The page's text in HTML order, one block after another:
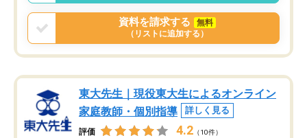
資料を請求する
無料
（リストに追加する）
東大先生｜現役東大生によるオンライン
家庭教師・個別指導
詳しく見る
評価 4.2 （10件）